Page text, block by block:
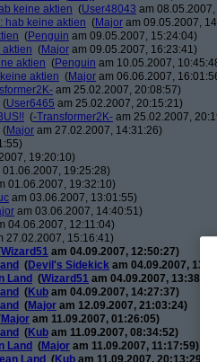
keine aktien (User48043 am
hab keine aktien (Major am 09.05.2007,
(Penguin am 09.05.2007, 15:24:04)
aktien (Major am 09.05.2007, 16:23:41)
aktien (Penguin am 10.05.2007,
aktien (Major am 06.06.2007,
am 25.02.2007, 20:08:57)
(User6465 am 25.02.2007, 20:15:21)
(-Transformer2K- am 25.02.2007,
(Major am 27.02.2007, 14:31:26)
19:20:10)
01.06.2007, 19:25:28)
01.06.2007, 19:32:10)
am 03.06.2007, 13:01:55)
am 03.06.2007, 14:40:51)
04.06.2007, 12:11:04)
27.02.2007, 15:16:41)
Wizard51 am 04.09.2007, 12:50:27)
(Devil's Sidekick am 04.09.2007,
Land (Wizard51 am 04.09.2007,
(Kub am 04.09.2007, 14:27:37)
(Major am 12.09.2007, 21:03:24)
Major am 11.09.2007, 01:26:05)
(Kub am 11.09.2007, 08:34:52)
Land (Major am 11.09.2007, 11:17:59)
Land (Kub am 11.09.2007, 20:13:29)